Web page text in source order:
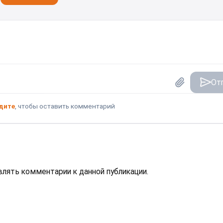
, чтобы оставить комментарий
комментарии к данной публикации.